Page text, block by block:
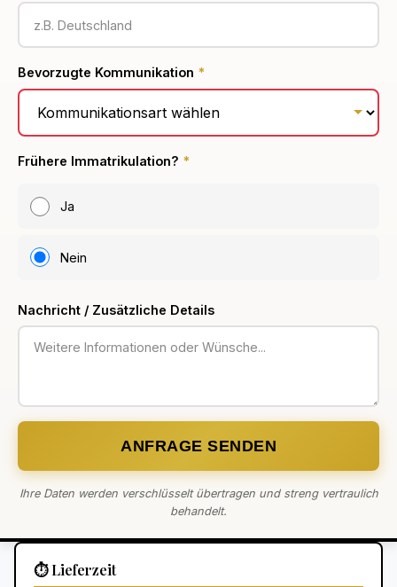
Bevorzugte Kommunikation *
Frühere Immatrikulation? *
Ja
Nein
Nachricht / Zusätzliche Details
ANFRAGE SENDEN
Ihre Daten werden verschlüsselt übertragen und streng vertraulich
behandelt.
⏱️ Lieferzeit